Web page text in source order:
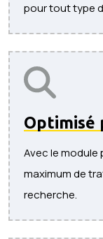
pour tout type
Optimisé
Avec le module
maximum de
recherche.